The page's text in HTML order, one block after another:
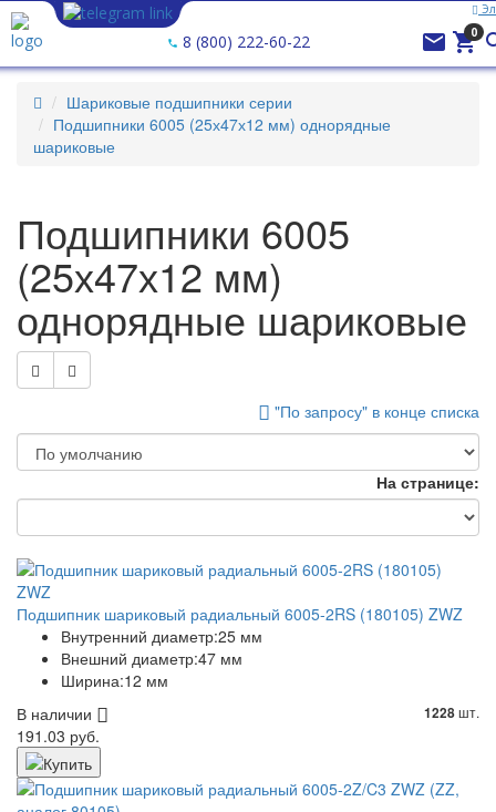
8 (800) 222-60-22  
0
Шариковые подшипники серии
Подшипники 6005 (25х47х12 мм) однорядные
шариковые
Подшипники 6005
(25х47х12 мм)
однорядные шариковые
"По запросу" в конце списка
На странице:
Подшипник шариковый радиальный 6005-2RS (180105) ZWZ
Внутренний диаметр:25 мм
Внешний диаметр:47 мм
Ширина:12 мм
В наличии
1228шт.
191.03 руб.